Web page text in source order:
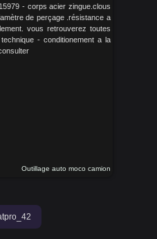
- corps acier zingue.clous
de perçage .résistance a
vous retrouverez toutes
- conditionement a la
Outillage auto moco camion